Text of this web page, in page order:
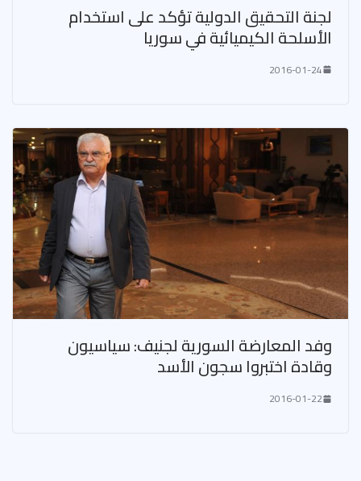
لجنة التحقيق الدولية تؤكد على استخدام
الأسلحة الكيميائية في سوريا
2016-01-24
وفد المعارضة السورية لجنيف: سياسيون
وقادة اختبروا سجون الأسد
2016-01-22